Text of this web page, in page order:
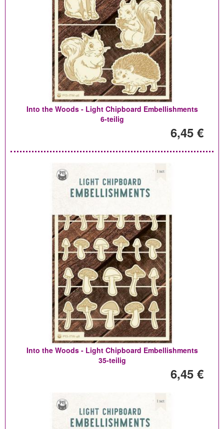
Into the Woods - Light Chipboard Embellishments
6-teilig
6,45 €
Into the Woods - Light Chipboard Embellishments
35-teilig
6,45 €